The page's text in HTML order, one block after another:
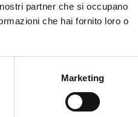
partner che si occupano
che hai fornito loro o
Marketing